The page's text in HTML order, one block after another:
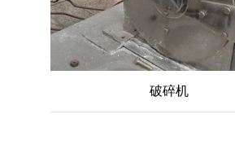
破碎机